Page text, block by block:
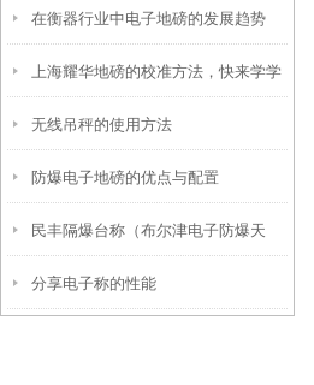
在衡器行业中电子地磅的发展趋势
上海耀华地磅的校准方法，快来学学
吧
无线吊秤的使用方法
防爆电子地磅的优点与配置
民丰隔爆台称（布尔津电子防爆天
平）喀什称重模块维修
分享电子称的性能